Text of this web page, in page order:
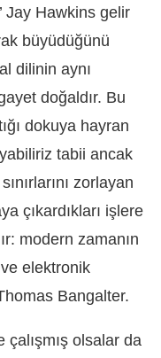
Jay Hawkins gelir
büyüdüğünü
dilinin aynı
doğaldır. Bu
dokuya hayran
tabii ancak
zorlayan
çıkardıkları işlere
modern zamanın
elektronik
Bangalter.
olsalar da